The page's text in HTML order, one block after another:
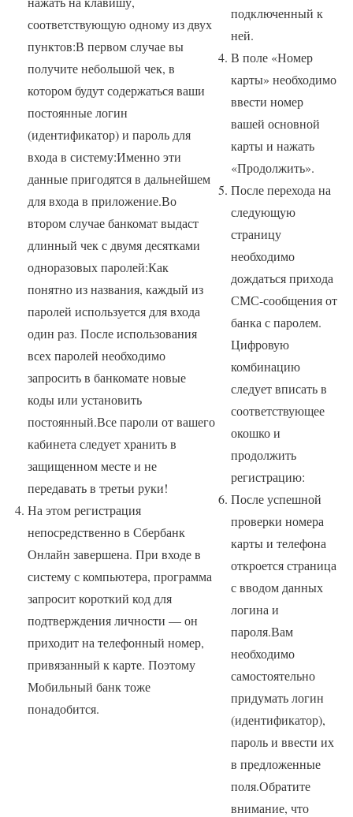
соответствующую одному из двух
пунктов:В первом случае вы
получите небольшой чек, в
котором будут содержаться ваши
постоянные логин
(идентификатор) и пароль для
входа в систему:Именно эти
данные пригодятся в дальнейшем
для входа в приложение.Во
втором случае банкомат выдаст
длинный чек с двумя десятками
одноразовых паролей:Как
понятно из названия, каждый из
паролей используется для входа
один раз. После использования
всех паролей необходимо
запросить в банкомате новые
коды или установить
постоянный.Все пароли от вашего
кабинета следует хранить в
защищенном месте и не
передавать в третьи руки!
На этом регистрация
непосредственно в Сбербанк
Онлайн завершена. При входе в
систему с компьютера, программа
запросит короткий код для
подтверждения личности — он
приходит на телефонный номер,
привязанный к карте. Поэтому
Мобильный банк тоже
понадобится.
подключенный к
ней.
В поле «Номер
карты» необходимо
ввести номер
вашей основной
карты и нажать
«Продолжить».
После перехода на
следующую
страницу
необходимо
дождаться прихода
СМС-сообщения от
банка с паролем.
Цифровую
комбинацию
следует вписать в
соответствующее
окошко и
продолжить
регистрацию:
После успешной
проверки номера
карты и телефона
откроется страница
с вводом данных
логина и
пароля.Вам
необходимо
самостоятельно
придумать логин
(идентификатор),
пароль и ввести их
в предложенные
поля.Обратите
внимание, что